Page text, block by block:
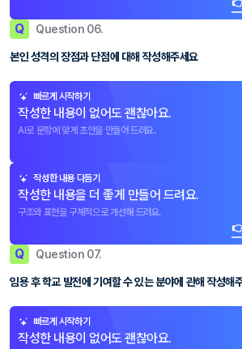
Q Question 06.
본인 성격의 장점과 단점에 대해 작성해주세요
빠르게 시작하기
작성한 내용이 없어도 괜찮아요.
AI로 문항에 맞게 초안을 만들어 드려요.
작성한 내용 다듬기
작성한 내용을 더 좋게 만들어 드려요.
구조와 표현을 구체적으로 개선해 드려요.
Q Question 07.
임용 후 학교 발전에 기여할 수 있는 분야에 관해 작성해
빠르게 시작하기
작성한 내용이 없어도 괜찮아요.